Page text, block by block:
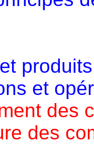
produits
et
des
des